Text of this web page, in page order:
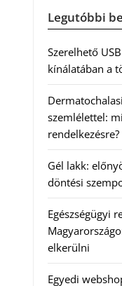
Legutóbbi
Szerelhető
kínálatában a
szemlélettel:
rendelkezésre?
Gél lakk:
döntési
Egészségügyi
elkerülni
Egyedi